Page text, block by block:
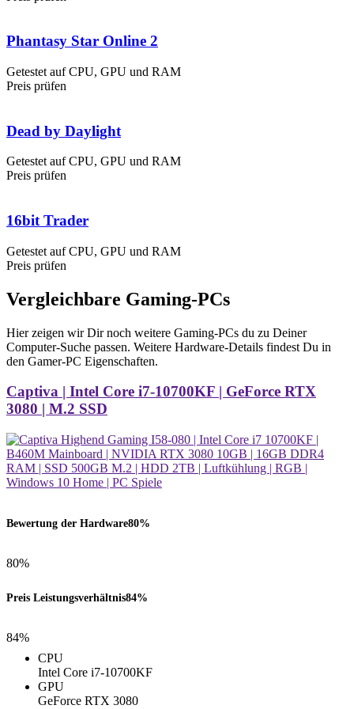
Phantasy Star Online 2
Getestet auf CPU, GPU und RAM
Preis prüfen
Dead by Daylight
Getestet auf CPU, GPU und RAM
Preis prüfen
16bit Trader
Getestet auf CPU, GPU und RAM
Preis prüfen
Vergleichbare Gaming-PCs
Hier zeigen wir Dir noch weitere Gaming-PCs du zu Deiner
Computer-Suche passen. Weitere Hardware-Details findest Du in
den Gamer-PC Eigenschaften.
Captiva | Intel Core i7-10700KF | GeForce RTX
3080 | M.2 SSD
Bewertung der Hardware80%
80%
Preis Leistungsverhältnis84%
84%
CPU
Intel Core i7-10700KF
GPU
GeForce RTX 3080